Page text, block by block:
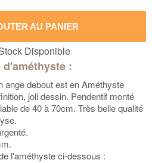
AU PANIER
Disponible
:
ange debout est en Améthyste
joli dessin. Pendentif monté
de 40 à 70cm. Très belle qualité
l'améthyste ci-dessous :